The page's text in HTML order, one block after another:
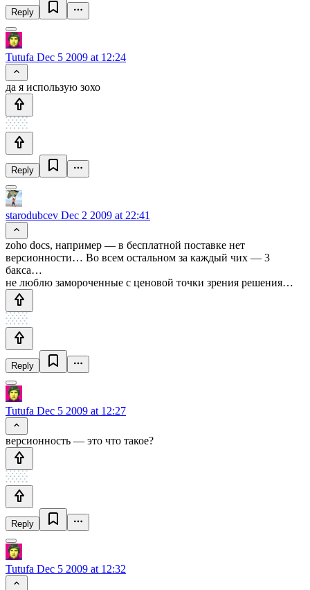
Reply
Tutufa Dec 5 2009 at 12:24
да я использую зохо
Reply
starodubcev Dec 2 2009 at 22:41
zoho docs, например — в бесплатной поставке нет
версионности… Во всем остальном за каждый чих — 3
бакса…
не люблю замороченные с ценовой точки зрения решения…
Reply
Tutufa Dec 5 2009 at 12:27
версионность — это что такое?
Reply
Tutufa Dec 5 2009 at 12:32